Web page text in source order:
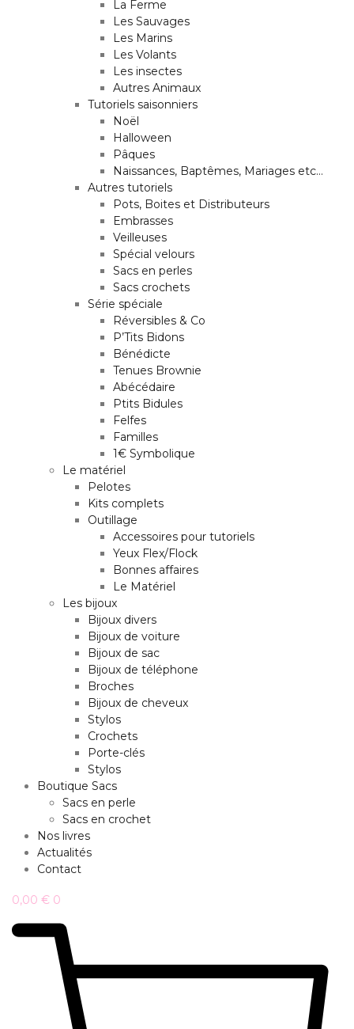
La Ferme
Les Sauvages
Les Marins
Les Volants
Les insectes
Autres Animaux
Tutoriels saisonniers
Noël
Halloween
Pâques
Naissances, Baptêmes, Mariages etc…
Autres tutoriels
Pots, Boites et Distributeurs
Embrasses
Veilleuses
Spécial velours
Sacs en perles
Sacs crochets
Série spéciale
Réversibles & Co
P’Tits Bidons
Bénédicte
Tenues Brownie
Abécédaire
Ptits Bidules
Felfes
Familles
1€ Symbolique
Le matériel
Pelotes
Kits complets
Outillage
Accessoires pour tutoriels
Yeux Flex/Flock
Bonnes affaires
Le Matériel
Les bijoux
Bijoux divers
Bijoux de voiture
Bijoux de sac
Bijoux de téléphone
Broches
Bijoux de cheveux
Stylos
Crochets
Porte-clés
Stylos
Boutique Sacs
Sacs en perle
Sacs en crochet
Nos livres
Actualités
Contact
0,00 € 0